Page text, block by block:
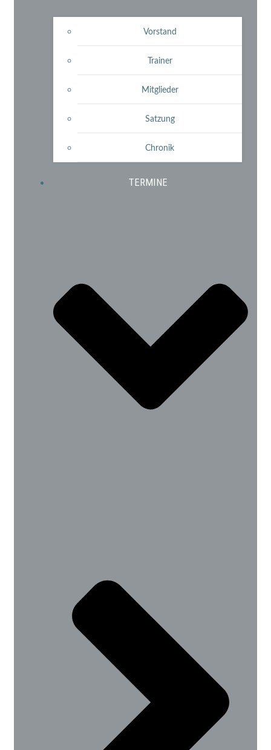
Vorstand
Trainer
Mitglieder
Satzung
Chronik
TERMINE